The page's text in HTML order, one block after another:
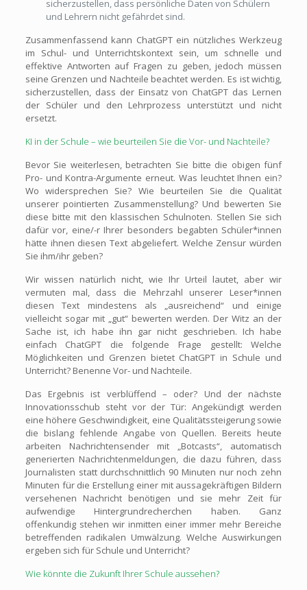
sicherzustellen, dass persönliche Daten von Schülern
und Lehrern nicht gefährdet sind.
Zusammenfassend kann ChatGPT ein nützliches Werkzeug
im Schul- und Unterrichtskontext sein, um schnelle und
effektive Antworten auf Fragen zu geben, jedoch müssen
seine Grenzen und Nachteile beachtet werden. Es ist wichtig,
sicherzustellen, dass der Einsatz von ChatGPT das Lernen
der Schüler und den Lehrprozess unterstützt und nicht
ersetzt.
KI in der Schule – wie beurteilen Sie die Vor- und Nachteile?
Bevor Sie weiterlesen, betrachten Sie bitte die obigen fünf
Pro- und Kontra-Argumente erneut. Was leuchtet Ihnen ein?
Wo widersprechen Sie? Wie beurteilen Sie die Qualität
unserer pointierten Zusammenstellung? Und bewerten Sie
diese bitte mit den klassischen Schulnoten. Stellen Sie sich
dafür vor, eine/-r Ihrer besonders begabten Schüler*innen
hätte ihnen diesen Text abgeliefert. Welche Zensur würden
Sie ihm/ihr geben?
Wir wissen natürlich nicht, wie Ihr Urteil lautet, aber wir
vermuten mal, dass die Mehrzahl unserer Leser*innen
diesen Text mindestens als „ausreichend“ und einige
vielleicht sogar mit „gut“ bewerten werden. Der Witz an der
Sache ist, ich habe ihn gar nicht geschrieben. Ich habe
einfach ChatGPT die folgende Frage gestellt: Welche
Möglichkeiten und Grenzen bietet ChatGPT in Schule und
Unterricht? Benenne Vor- und Nachteile.
Das Ergebnis ist verblüffend – oder? Und der nächste
Innovationsschub steht vor der Tür: Angekündigt werden
eine höhere Geschwindigkeit, eine Qualitätssteigerung sowie
die bislang fehlende Angabe von Quellen. Bereits heute
arbeiten Nachrichtensender mit „Botcasts“, automatisch
generierten Nachrichtenmeldungen, die dazu führen, dass
Journalisten statt durchschnittlich 90 Minuten nur noch zehn
Minuten für die Erstellung einer mit aussagekräftigen Bildern
versehenen Nachricht benötigen und sie mehr Zeit für
aufwendige Hintergrundrecherchen haben. Ganz
offenkundig stehen wir inmitten einer immer mehr Bereiche
betreffenden radikalen Umwälzung. Welche Auswirkungen
ergeben sich für Schule und Unterricht?
Wie könnte die Zukunft Ihrer Schule aussehen?